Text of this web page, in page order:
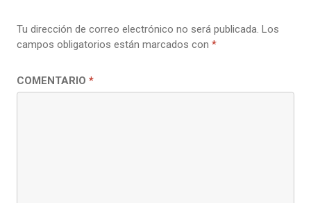
Tu dirección de correo electrónico no será publicada. Los
campos obligatorios están marcados con *
COMENTARIO *